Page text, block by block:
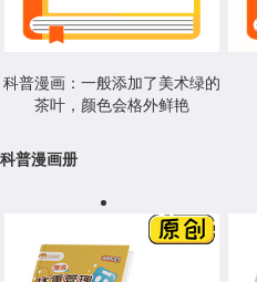
科普漫画：一般添加了美术绿的
茶叶，颜色会格外鲜艳
科普漫画册